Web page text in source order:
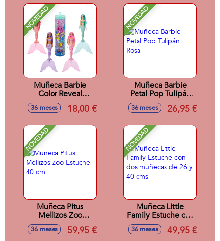
NOVEDAD
Muñeca Barbie
Color Reveal
Sirenas
36 meses 18,00 €
NOVEDAD
Muñeca Barbie
Petal Pop Tulipán
Rosa
36 meses 26,95 €
NOVEDAD
Muñeca Pitus
Mellizos Zoo
Estuche 40 cm
36 meses 59,95 €
NOVEDAD
Muñeca Little
Family Estuche con
dos muñecas de 26
y 40 cms
36 meses 49,95 €